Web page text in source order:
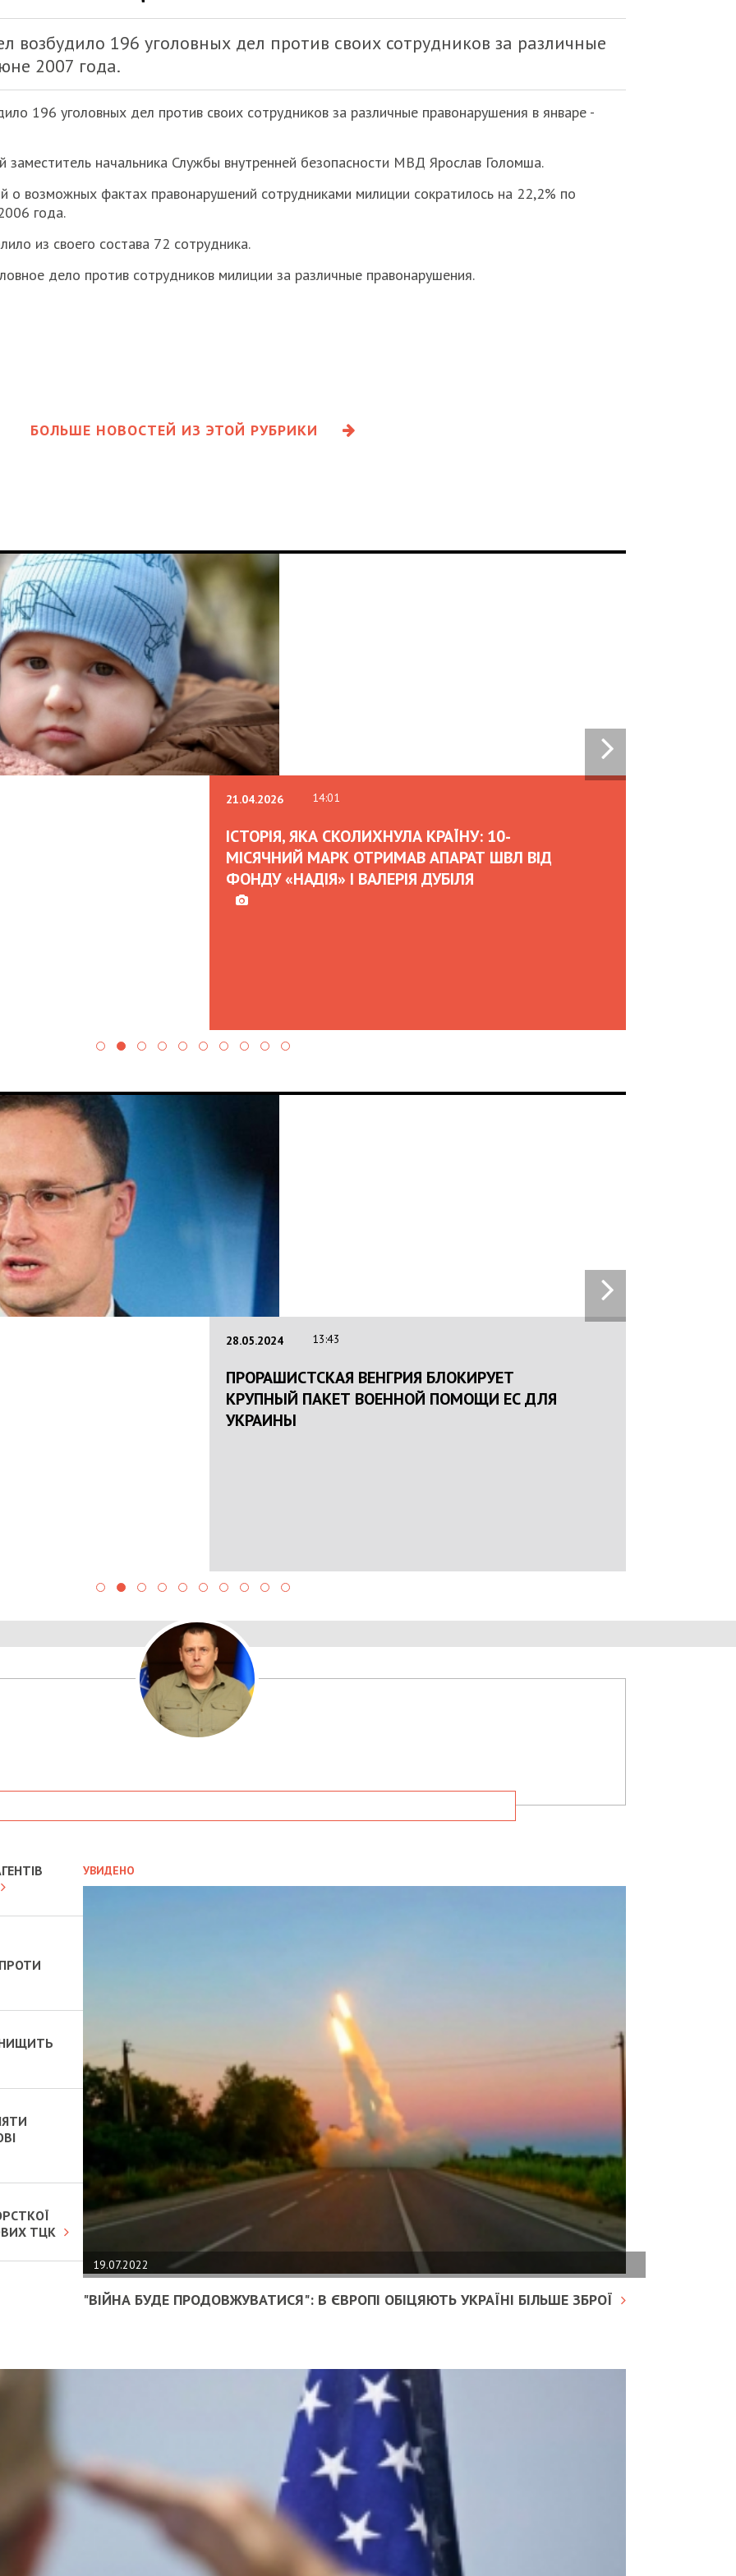
возбудило 196 уголовных дел против своих сотрудников за различные
2007 года.
196 уголовных дел против своих сотрудников за различные правонарушения в январе -
начальника Службы внутренней безопасности МВД Ярослав Голомша.
о возможных фактах правонарушений сотрудниками милиции сократилось на 22,2% по
года.
из своего состава 72 сотрудника.
дело против сотрудников милиции за различные правонарушения.
БОЛЬШЕ НОВОСТЕЙ ИЗ ЭТОЙ РУБРИКИ
OLEKSII ABASOV: HOW UKRAINIAN BUSINESSES
CAN ATTRACT INTERNATIONAL INVESTMENTS
AND HEDGE RISKS DURING WAR
НАЦПОЛІЦІЯ ЛЯКАЄ ГРОМАДЯН
КРИМІНОГЕННОЇ СИТУАЦІЇ В РАЗІ
УВИДЕНО
19.07.2022
"ВІЙНА БУДЕ ПРОДОВЖУВАТИСЯ": В ЄВРОПІ ОБІЦЯЮТЬ УКРАЇНІ БІЛЬШЕ ЗБРОЇ
ТЦК